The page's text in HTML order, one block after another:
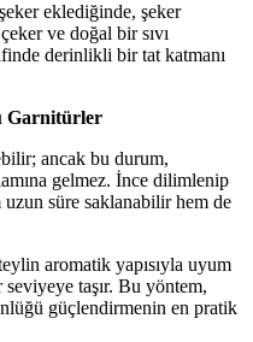
eklediğinde, şeker
ve doğal bir sıvı
derinlikli bir tat katmanı
Garnitürler
ancak bu durum,
gelmez. İnce dilimlenip
uzun süre saklanabilir hem de
aromatik yapısıyla uyum
taşır. Bu yöntem,
güçlendirmenin en pratik